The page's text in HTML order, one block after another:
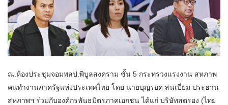
ณ.ห้องประชุมจอมพลป.พิบูลสงคราม ชั้น 5 กระทรวงแรงงาน สหภาพ
คนทำงานภาครัฐแห่งประเทศไทย โดย นายบุญรอด สนเปี่ยม ประธาน
สหภาพฯ ร่วมกับองค์กรพันธมิตรภาคเอกชน ได้แก่ บริษัทสตรอง (ไทย